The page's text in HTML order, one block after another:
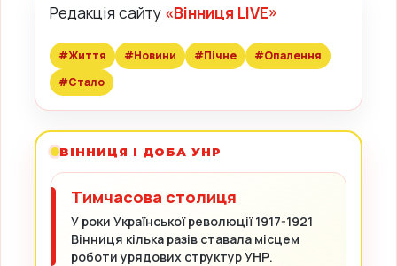
Редакція сайту «Вінниця LIVE»
#Життя #Новини #Пічне
#Опалення
#Стало
ВІННИЦЯ І ДОБА УНР
Тимчасова столиця
У роки Української революції 1917-1921
Вінниця кілька разів ставала місцем
роботи урядових структур УНР.